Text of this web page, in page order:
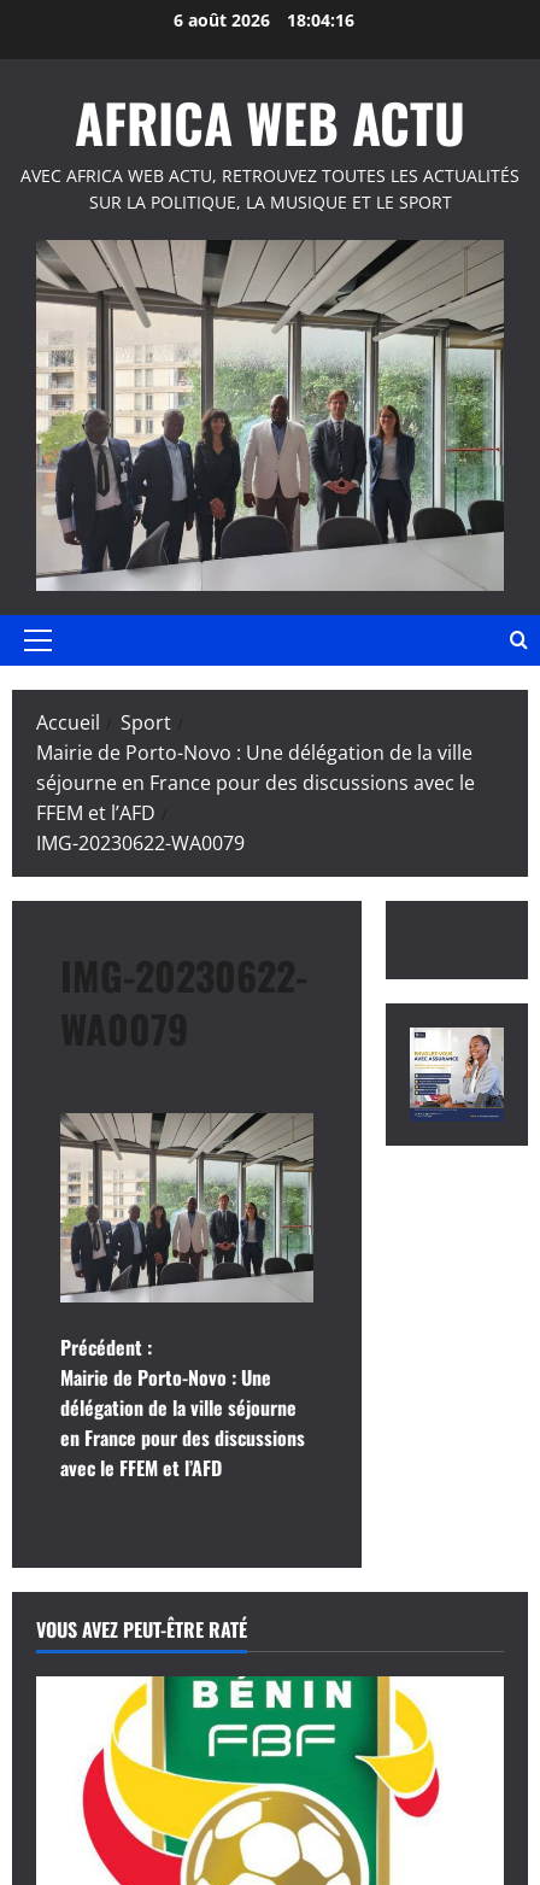
6 août 2026 18:04:17
AFRICA WEB ACTU
AVEC AFRICA WEB ACTU, RETROUVEZ TOUTES LES ACTUALITÉS
SUR LA POLITIQUE, LA MUSIQUE ET LE SPORT
Menu
Accueil
Sport
Mairie de Porto-Novo : Une délégation de la ville
séjourne en France pour des discussions avec le
FFEM et l’AFD
IMG-20230622-WA0079
IMG-20230622-
WA0079
N
a
v
g
a
t
Précédent :
Mairie de Porto-Novo : Une
délégation de la ville séjourne
en France pour des discussions
avec le FFEM et l’AFD
VOUS AVEZ PEUT-ÊTRE RATÉ